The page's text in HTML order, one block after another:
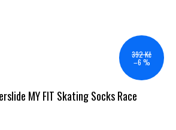
392 Kč
–6 %
MY FIT Skating Socks Race